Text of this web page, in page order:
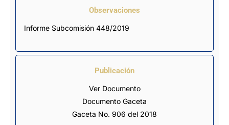
Observaciones
Informe Subcomisión 448/2019
Publicación
Ver Documento
Documento Gaceta
Gaceta No. 906 del 2018